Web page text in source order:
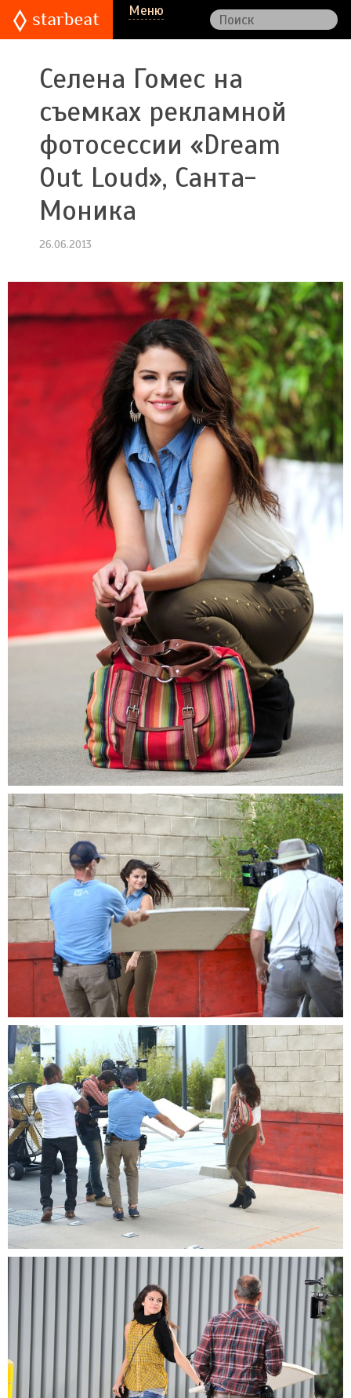
Меню
Селена Гомес на
съемках рекламной
фотосессии «Dream
Out Loud», Санта-
Моника
26.06.2013